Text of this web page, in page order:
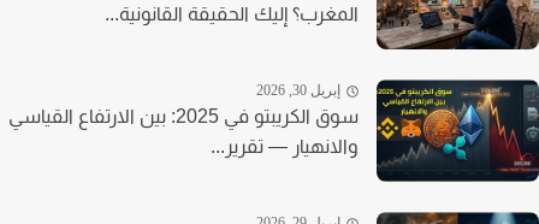
المغرب؟ إليك الحقيقة القانونية...
إبريل 30, 2026
سوق الكريبتو في 2025: بين الارتفاع القياسي
والانهيار — تقرير...